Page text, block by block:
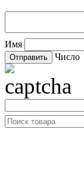
Имя
Число